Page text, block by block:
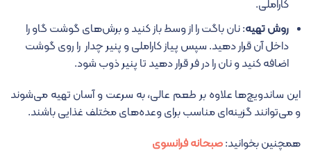
کاراملی.
روش تهیه: نان باگت را از وسط باز کنید و برش‌های گوشت گاو را
داخل آن قرار دهید. سپس پیاز کاراملی و پنیر چدار را روی گوشت
اضافه کنید و نان را در فر قرار دهید تا پنیر ذوب شود.
این ساندویچ‌ها علاوه بر طعم عالی، به سرعت و آسان تهیه می‌شوند
و می‌توانند گزینه‌ای مناسب برای وعده‌های مختلف غذایی باشند.
همچنین بخوانید:صبحانه فرانسوی